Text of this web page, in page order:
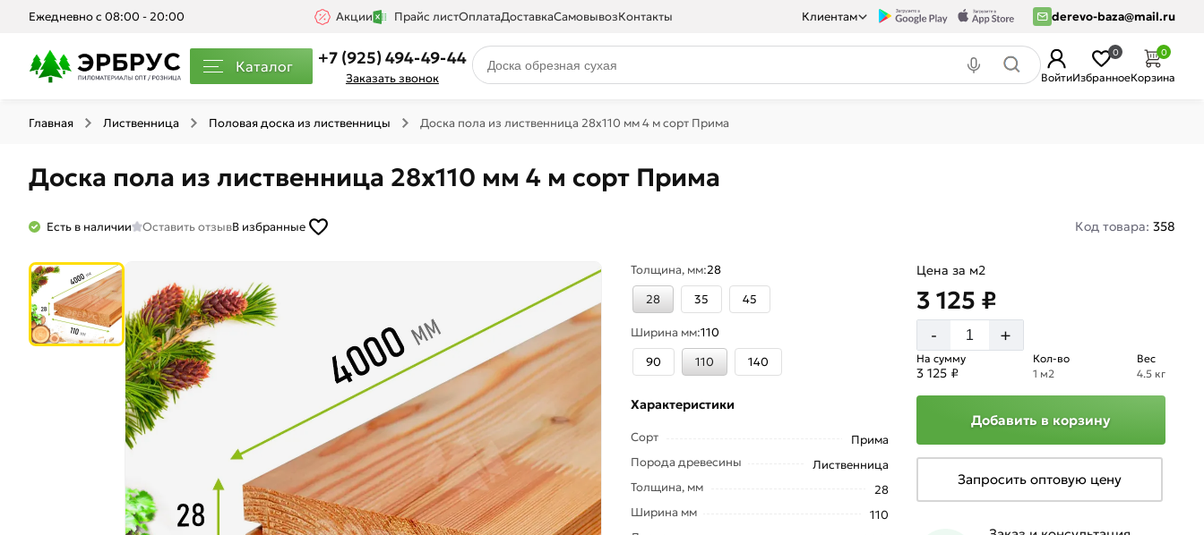
Ежедневно с 08:00 - 20:00 Акции Прайс листОплатаДоставкаСамовывозКонтакты Клиентам derevo-baza@mail.ru
Каталог +7 (925) 494-49-44
Заказать звонок ВойтиИзбранное
0
Корзина
0
Главная Лиственница Половая доска из лиственницы Доска пола из лиственница 28x110 мм 4 м сорт Прима
Доска пола из лиственница 28x110 мм 4 м сорт Прима
Есть в наличии Оставить отзывВ избранные Код товара: 358
Толщина, мм:28
28
35 45
Ширина мм:110
90
110 140
Характеристики
Сорт
Прима
Порода древесины
Лиственница
Толщина, мм
28
Ширина мм
110
Цена за м2
3 125 ₽
- +
На сумму
3 125 ₽
Кол-во
1 м2
Вес
4.5 кг
Добавить в корзину
Запросить оптовую цену